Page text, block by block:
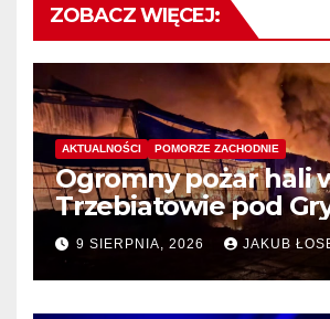
ZOBACZ WIĘCEJ:
AKTUALNOŚCI POMORZE ZACHODNIE
Ogromny pożar hali
Trzebiatowie pod
9 SIERPNIA, 2026 JAKUB